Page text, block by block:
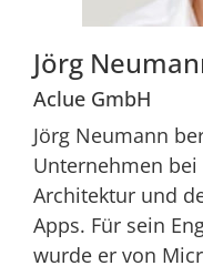
Jörg
Aclue GmbH
Jörg Neumann
Unternehmen
Architektur und
Apps. Für sein
wurde er von